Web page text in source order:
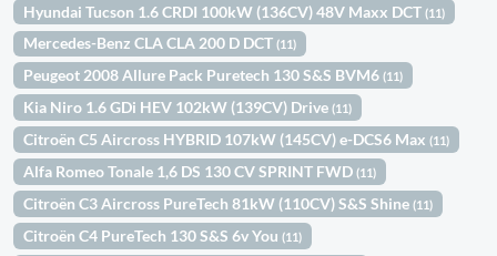
Hyundai Tucson 1.6 CRDI 100kW (136CV) 48V Maxx DCT(11)
Mercedes-Benz CLA CLA 200 D DCT(11)
Peugeot 2008 Allure Pack Puretech 130 S&S BVM6(11)
Kia Niro 1.6 GDi HEV 102kW (139CV) Drive(11)
Citroën C5 Aircross HYBRID 107kW (145CV) e-DCS6 Max(11)
Alfa Romeo Tonale 1,6 DS 130 CV SPRINT FWD(11)
Citroën C3 Aircross PureTech 81kW (110CV) S&S Shine(11)
Citroën C4 PureTech 130 S&S 6v You(11)